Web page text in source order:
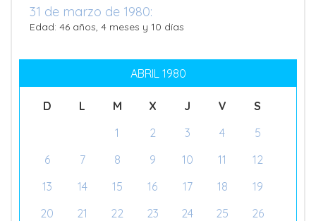
31 de marzo de 1980:
Edad: 46 años, 4 meses y 10 días
ABRIL 1980
D L M X J V
S
1
2 3 4
5
6
7 8 9 10 11
12
13
14 15 16 17 18
19
20
21 22 23 24 25
26